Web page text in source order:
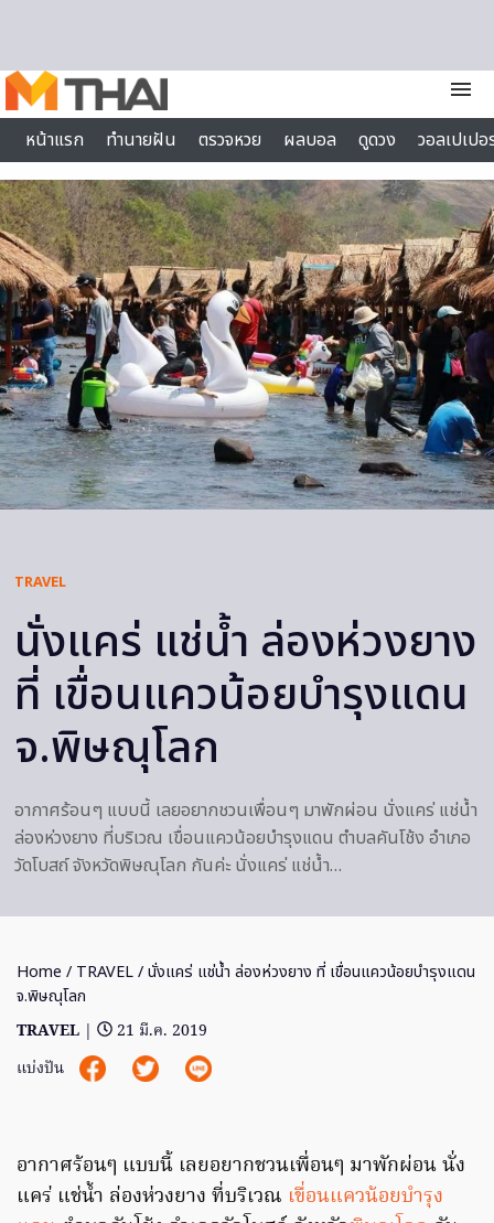
menu
หน้าแรก
ทำนายฝัน ตรวจหวย ผลบอล ดูดวง
วอลเปเป
ไลฟ์สไตล์
TRAVEL
นั่งแคร่ แช่น้ำ ล่องห่วงยาง
ที่ เขื่อนแควน้อยบำรุงแดน
จ.พิษณุโลก
อากาศร้อนๆ แบบนี้ เลยอยากชวนเพื่อนๆ มาพักผ่อน นั่งแคร่ แช่น้ำ
ล่องห่วงยาง ที่บริเวณ เขื่อนแควน้อยบำรุงแดน ตำบลคันโช้ง อำเภอ
วัดโบสถ์ จังหวัดพิษณุโลก กันค่ะ นั่งแคร่ แช่น้ำ…
Home / TRAVEL/ นั่งแคร่ แช่น้ำ ล่องห่วงยาง ที่ เขื่อนแควน้อยบำรุงแดน
จ.พิษณุโลก
TRAVEL |
21 มี.ค. 2019
แบ่งปัน
อากาศร้อนๆ แบบนี้ เลยอยากชวนเพื่อนๆ มาพักผ่อน นั่ง
แคร่ แช่น้ำ ล่องห่วงยาง ที่บริเวณ เขื่อนแควน้อยบำรุง